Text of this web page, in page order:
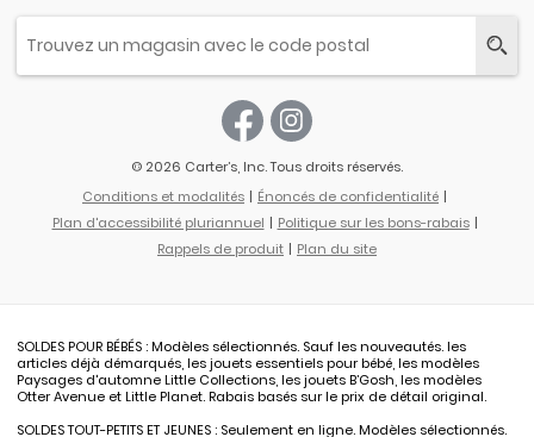
© 2026 Carter’s, Inc. Tous droits réservés.
Conditions et modalités
Énoncés de confidentialité
Plan d'accessibilité pluriannuel
Politique sur les bons-rabais
Rappels de produit
Plan du site
SOLDES POUR BÉBÉS : Modèles sélectionnés. Sauf les nouveautés. les
articles déjà démarqués, les jouets essentiels pour bébé, les modèles
Paysages d'automne Little Collections, les jouets B’Gosh, les modèles
Otter Avenue et Little Planet. Rabais basés sur le prix de détail original.
SOLDES TOUT-PETITS ET JEUNES : Seulement en ligne. Modèles sélectionnés.